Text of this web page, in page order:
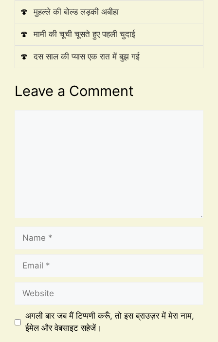
🍄 मुहल्ले की बोल्ड लड़की अबीहा
🍄 मामी की चूची चूसते हुए पहली चुदाई
🍄 दस साल की प्यास एक रात में बुझ गई
Leave a Comment
अगली बार जब मैं टिप्पणी करूँ, तो इस ब्राउज़र में मेरा नाम,
ईमेल और वेबसाइट सहेजें।